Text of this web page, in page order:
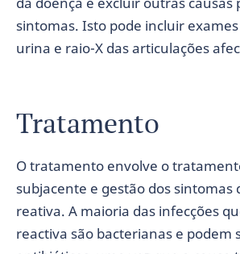
sintomas. Isto pode incluir
urina e raio-X das articulações
Tratamento
O tratamento envolve o
subjacente e gestão dos sintomas
reativa. A maioria das infecções
reactiva são bacterianas e podem